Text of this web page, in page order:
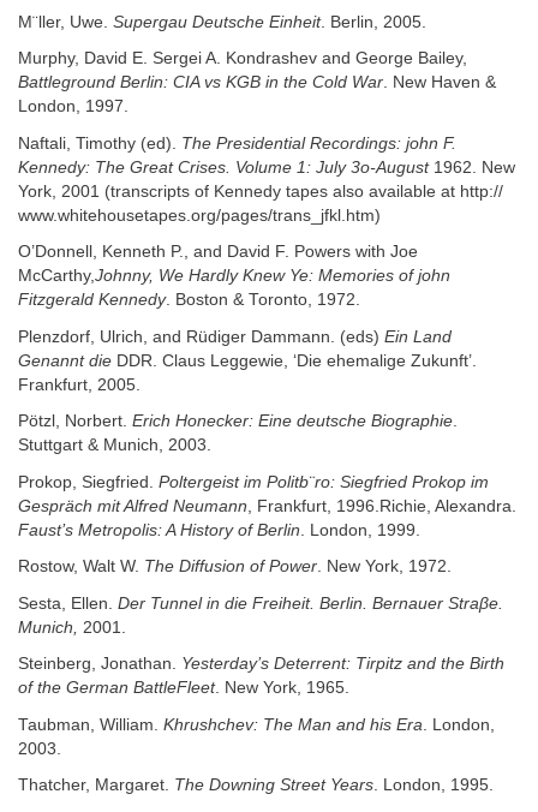
M¨ller, Uwe. Supergau Deutsche Einheit. Berlin, 2005.
Murphy, David E. Sergei A. Kondrashev and George Bailey,
Battleground Berlin: CIA vs KGB in the Cold War. New Haven &
London, 1997.
Naftali, Timothy (ed). The Presidential Recordings: john F.
Kennedy: The Great Crises. Volume 1: July 3o-August1962. New
York, 2001 (transcripts of Kennedy tapes also available at http://
www.whitehousetapes.org/pages/trans_jfkl.htm)
O’Donnell, Kenneth P., and David F. Powers with Joe
McCarthy,Johnny, We Hardly Knew Ye: Memories of john
Fitzgerald Kennedy. Boston & Toronto, 1972.
Plenzdorf, Ulrich, and Rüdiger Dammann. (eds) Ein Land
Genannt die DDR. Claus Leggewie, ‘Die ehemalige Zukunft’.
Frankfurt, 2005.
Pötzl, Norbert. Erich Honecker: Eine deutsche Biographie.
Stuttgart & Munich, 2003.
Prokop, Siegfried. Poltergeist im Politb¨ro: Siegfried Prokop im
Gespräch mit Alfred Neumann , Frankfurt, 1996.Richie, Alexandra.
Faust’s Metropolis: A History of Berlin . London, 1999.
Rostow, Walt W. The Diffusion of Power. New York, 1972.
Sesta, Ellen. Der Tunnel in die Freiheit. Berlin. Bernauer Straβe.
Munich,
2001.
Steinberg, Jonathan. Yesterday’s Deterrent: Tirpitz and the Birth
of the German BattleFleet. New York, 1965.
Taubman, William. Khrushchev: The Man and his Era . London,
2003.
Thatcher, Margaret. The Downing Street Years. London, 1995.